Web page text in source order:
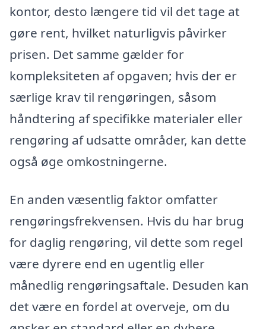
kontor, desto længere tid vil det tage at
gøre rent, hvilket naturligvis påvirker
prisen. Det samme gælder for
kompleksiteten af opgaven; hvis der er
særlige krav til rengøringen, såsom
håndtering af specifikke materialer eller
rengøring af udsatte områder, kan dette
også øge omkostningerne.
En anden væsentlig faktor omfatter
rengøringsfrekvensen. Hvis du har brug
for daglig rengøring, vil dette som regel
være dyrere end en ugentlig eller
månedlig rengøringsaftale. Desuden kan
det være en fordel at overveje, om du